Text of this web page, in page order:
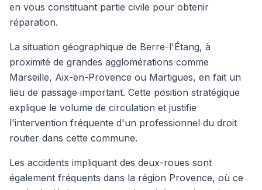
en vous constituant partie civile pour obtenir
réparation.
La situation géographique de Berre-l'Étang, à
proximité de grandes agglomérations comme
Marseille, Aix-en-Provence ou Martigues, en fait un
lieu de passage important. Cette position stratégique
explique le volume de circulation et justifie
l'intervention fréquente d'un professionnel du droit
routier dans cette commune.
Les accidents impliquant des deux-roues sont
également fréquents dans la région Provence, où ce